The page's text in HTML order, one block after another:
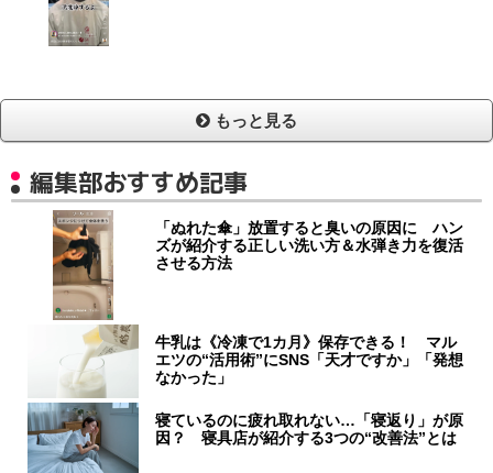
もっと見る
編集部おすすめ記事
「ぬれた傘」放置すると臭いの原因に ハン
ズが紹介する正しい洗い方＆水弾き力を復活
させる方法
牛乳は《冷凍で1カ月》保存できる！ マル
エツの“活用術”にSNS「天才ですか」「発想
なかった」
寝ているのに疲れ取れない…「寝返り」が原
因？ 寝具店が紹介する3つの“改善法”とは